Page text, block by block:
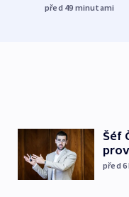
před 49 minutami
Šéf
před 6